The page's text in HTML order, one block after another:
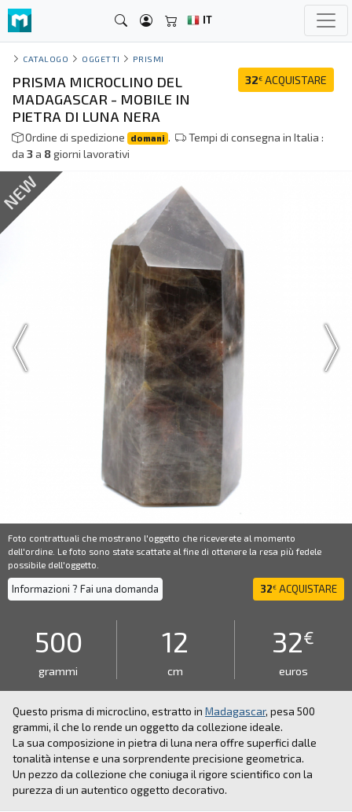
IT
CATALOGO OGGETTI PRISMI
32€ ACQUISTARE
PRISMA MICROCLINO DEL
MADAGASCAR - MOBILE IN
PIETRA DI LUNA NERA
Ordine di spedizione domani .
Tempi di consegna in Italia :
da 3a 8giorni lavorativi
Foto contrattuali che mostrano l'oggetto che riceverete al momento
dell'ordine. Le foto sono state scattate al fine di ottenere la resa più fedele
possibile dell'oggetto.
Informazioni ? Fai una domanda 32€ ACQUISTARE
500
grammi
12
cm
32€
euros
Questo prisma di microclino, estratto in Madagascar, pesa 500
grammi, il che lo rende un oggetto da collezione ideale.
La sua composizione in pietra di luna nera offre superfici dalle
tonalità intense e una sorprendente precisione geometrica.
Un pezzo da collezione che coniuga il rigore scientifico con la
purezza di un autentico oggetto decorativo.